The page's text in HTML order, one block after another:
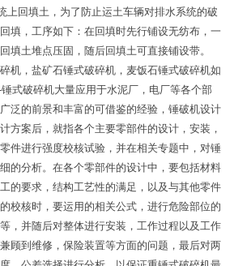
上回填土，为了防止运土车辆对排水系统的破
填，工序如下：在回填时先行铺设无纺布，一
填土堆点压固，随后回填土可直接铺设带。
机，盐矿石锤式破碎机，麦饭石锤式破碎机如
式破碎机大量应用于水泥厂，电厂等各个部
泛的前景和丰富的可借鉴的经验，锤破机设计
方案后，就指各个主要零部件的设计，安装，
件进行强度校核试验，并在相关专题中，对锤
的分析。在各个零部件的设计中，要包括材料
的要求，结构工艺性的满足，以及与其他零件
校核时，要运用的相关公式，进行危险部位的
，并随后对整体进行安装，工作过程以及工作
顾到维修，保险装置等方面的问题，最后对两